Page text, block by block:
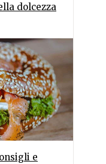
dolcezza
e